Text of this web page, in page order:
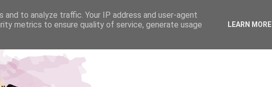
to analyze traffic. Your IP address and user-agent
metrics to ensure quality of service, generate usage
LEARN MORE